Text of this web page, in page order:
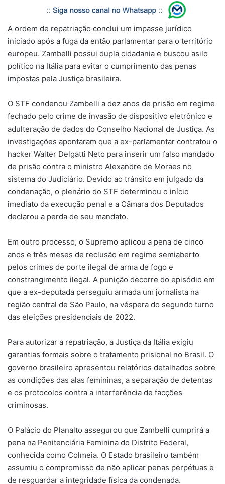
A ordem de repatriação conclui um impasse jurídico
iniciado após a fuga da então parlamentar para o território
europeu. Zambelli possui dupla cidadania e buscou asilo
político na Itália para evitar o cumprimento das penas
impostas pela Justiça brasileira.
O STF condenou Zambelli a dez anos de prisão em regime
fechado pelo crime de invasão de dispositivo eletrônico e
adulteração de dados do Conselho Nacional de Justiça. As
investigações apontaram que a ex-parlamentar contratou o
hacker Walter Delgatti Neto para inserir um falso mandado
de prisão contra o ministro Alexandre de Moraes no
sistema do Judiciário. Devido ao trânsito em julgado da
condenação, o plenário do STF determinou o início
imediato da execução penal e a Câmara dos Deputados
declarou a perda de seu mandato.
Em outro processo, o Supremo aplicou a pena de cinco
anos e três meses de reclusão em regime semiaberto
pelos crimes de porte ilegal de arma de fogo e
constrangimento ilegal. A punição decorre do episódio em
que a ex-deputada perseguiu armada um jornalista na
região central de São Paulo, na véspera do segundo turno
das eleições presidenciais de 2022.
Para autorizar a repatriação, a Justiça da Itália exigiu
garantias formais sobre o tratamento prisional no Brasil. O
governo brasileiro apresentou relatórios detalhados sobre
as condições das alas femininas, a separação de detentas
e os protocolos contra a interferência de facções
criminosas.
O Palácio do Planalto assegurou que Zambelli cumprirá a
pena na Penitenciária Feminina do Distrito Federal,
conhecida como Colmeia. O Estado brasileiro também
assumiu o compromisso de não aplicar penas perpétuas e
de resguardar a integridade física da condenada.